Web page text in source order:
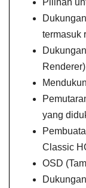
termasuk
Renderer)
yang
Classic
OSD